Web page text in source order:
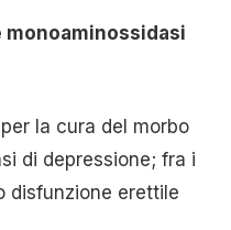
la cura del morbo
di depressione; fra i
disfunzione erettile